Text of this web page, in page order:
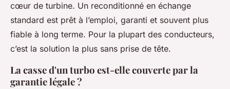
cœur de turbine. Un reconditionné en échange
standard est prêt à l’emploi, garanti et souvent plus
fiable à long terme. Pour la plupart des conducteurs,
c’est la solution la plus sans prise de tête.
La casse d'un turbo est-elle couverte par la
garantie légale ?